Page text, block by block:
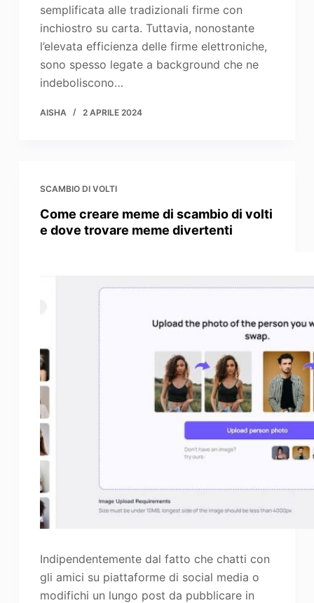
semplificata alle tradizionali firme con
inchiostro su carta. Tuttavia, nonostante
l’elevata efficienza delle firme elettroniche,
sono spesso legate a background che ne
indeboliscono…
AISHA 2 APRILE 2024
SCAMBIO DI VOLTI
Come creare meme di scambio di volti
e dove trovare meme divertenti
Indipendentemente dal fatto che chatti con
gli amici su piattaforme di social media o
modifichi un lungo post da pubblicare in